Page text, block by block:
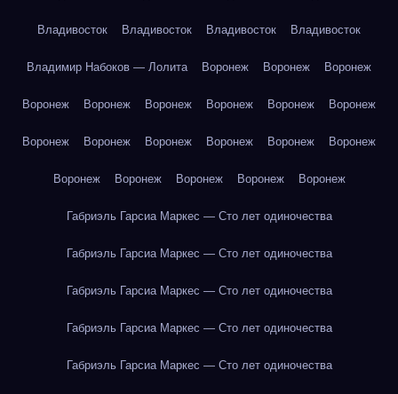
Владивосток Владивосток Владивосток Владивосток
Владимир Набоков — Лолита Воронеж Воронеж Воронеж
Воронеж Воронеж Воронеж Воронеж Воронеж Воронеж
Воронеж Воронеж Воронеж Воронеж Воронеж Воронеж
Воронеж Воронеж Воронеж Воронеж Воронеж
Габриэль Гарсиа Маркес — Сто лет одиночества
Габриэль Гарсиа Маркес — Сто лет одиночества
Габриэль Гарсиа Маркес — Сто лет одиночества
Габриэль Гарсиа Маркес — Сто лет одиночества
Габриэль Гарсиа Маркес — Сто лет одиночества